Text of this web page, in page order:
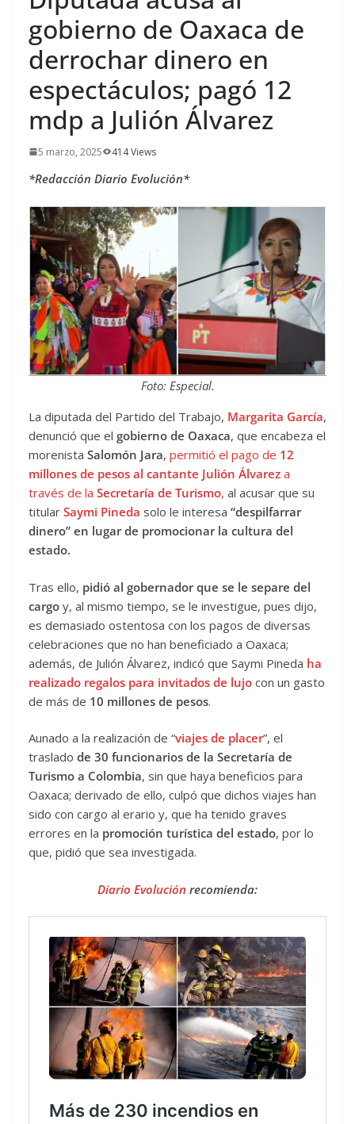
gobierno de Oaxaca de
derrochar dinero en
espectáculos; pagó 12
mdp a Julión Álvarez
5 marzo, 2025 414 Views
*Redacción Diario Evolución*
Foto: Especial.
La diputada del Partido del Trabajo, Margarita García,
denunció que el gobierno de Oaxaca, que encabeza el
morenista Salomón Jara, permitió el pago de 12
millones de pesos al cantante Julión Álvarez a
través de la Secretaría de Turismo, al acusar que su
titular Saymi Pineda solo le interesa “despilfarrar
dinero” en lugar de promocionar la cultura del
estado.
Tras ello, pidió al gobernador que se le separe del
cargo y, al mismo tiempo, se le investigue, pues dijo,
es demasiado ostentosa con los pagos de diversas
celebraciones que no han beneficiado a Oaxaca;
además, de Julión Álvarez, indicó que Saymi Pineda ha
realizado regalos para invitados de lujo con un gasto
de más de 10 millones de pesos.
Aunado a la realización de “viajes de placer”, el
traslado de 30 funcionarios de la Secretaría de
Turismo a Colombia, sin que haya beneficios para
Oaxaca; derivado de ello, culpó que dichos viajes han
sido con cargo al erario y, que ha tenido graves
errores en la promoción turística del estado, por lo
que, pidió que sea investigada.
Diario Evolución recomienda: